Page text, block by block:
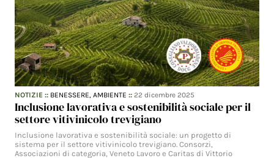
NOTIZIE :: BENESSERE,AMBIENTE ::22 dicembre 2025
Inclusione lavorativa e sostenibilità sociale per il
settore vitivinicolo trevigiano
Inclusione lavorativa e sostenibilità sociale: un progetto di
sistema per il settore vitivinicolo trevigiano. Consorzi,
Associazioni di categoria, Veneto Lavoro e Caritas di Vittorio